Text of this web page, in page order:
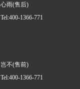
心雨(售后)
Tel:400-1366-771
岂不(售前)
Tel:400-1366-771